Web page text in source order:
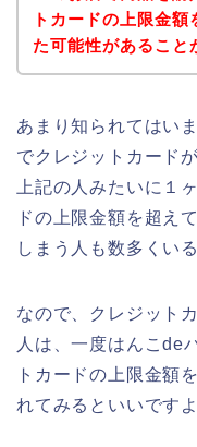
トカードの上限金
た可能性があること
あまり知られてはい
でクレジットカード
上記の人みたいに１
ドの上限金額を超え
しまう人も数多くい
なので、クレジット
人は、一度はんこde
トカードの上限金額
れてみるといいです